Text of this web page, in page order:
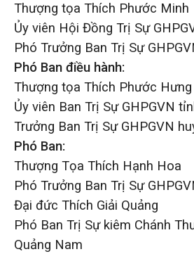
Thượng tọa Thích Phước Minh
Ủy viên Hội Đồng Trị Sự
Phó Trưởng Ban Trị Sự
Phó Ban điều hành:
Thượng tọa Thích Phước Hưng
Ủy viên Ban Trị Sự GHPGVN
Trưởng Ban Trị Sự GHPGVN
Phó Ban:
Thượng Tọa Thích Hạnh Hoa
Phó Trưởng Ban Trị Sự
Đại đức Thích Giải Quảng
Phó Ban Trị Sự kiêm Chánh
Quảng Nam